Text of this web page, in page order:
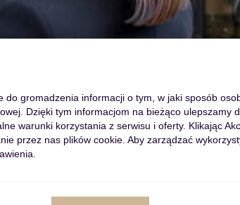
do gromadzenia informacji o tym, w jaki sposób
Dzięki tym informacjom na bieżąco ulepszamy
warunki korzystania z serwisu i oferty. Klikając
przez nas plików cookie. Aby zarządzać